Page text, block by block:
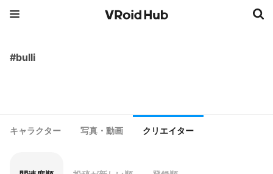
#bulli
キャラクター 写真・動画 クリエイター